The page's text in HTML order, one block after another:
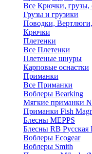
Все Крючки, грузы,
Грузы и грузики
Поводки,
Крючки
Плетенки
Все Плетенки
Плетеные шнуры
Карповые оснастки
Приманки
Все Приманки
Воблеры Bearking
Мягкие приманки
Приманки Fish
Блесны MEPPS
Блесны RB Русская
Воблеры Ecogear
Воблеры Smith